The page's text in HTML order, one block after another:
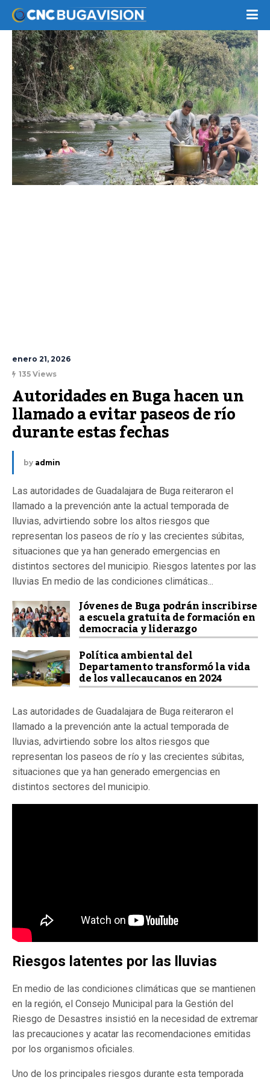
enero 21, 2026
135 Views
Autoridades en Buga hacen un
llamado a evitar paseos de río
durante estas fechas
by admin
Las autoridades de Guadalajara de Buga reiteraron el
llamado a la prevención ante la actual temporada de
lluvias, advirtiendo sobre los altos riesgos que
representan los paseos de río y las crecientes súbitas,
situaciones que ya han generado emergencias en
distintos sectores del municipio. Riesgos latentes por las
lluvias En medio de las condiciones climáticas...
Jóvenes de Buga podrán inscribirse
a escuela gratuita de formación en
democracia y liderazgo
Política ambiental del
Departamento transformó la vida
de los vallecaucanos en 2024
Las autoridades de Guadalajara de Buga reiteraron el
llamado a la prevención ante la actual temporada de
lluvias, advirtiendo sobre los altos riesgos que
representan los paseos de río y las crecientes súbitas,
situaciones que ya han generado emergencias en
distintos sectores del municipio.
Riesgos latentes por las lluvias
En medio de las condiciones climáticas que se mantienen
en la región, el Consejo Municipal para la Gestión del
Riesgo de Desastres insistió en la necesidad de extremar
las precauciones y acatar las recomendaciones emitidas
por los organismos oficiales.
Uno de los principales riesgos durante esta temporada